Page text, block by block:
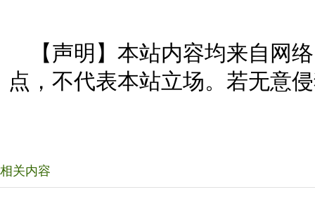
【声明】本站内容均来自网
点，不代表本站立场。若无意
相关内容